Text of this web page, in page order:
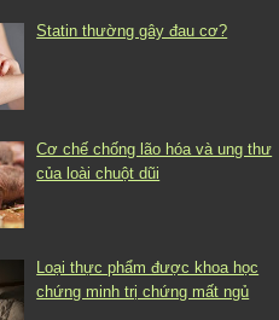
Statin thường gây đau cơ?
Cơ chế chống lão hóa và ung thư
của loài chuột dũi
Loại thực phẩm được khoa học
chứng minh trị chứng mất ngủ